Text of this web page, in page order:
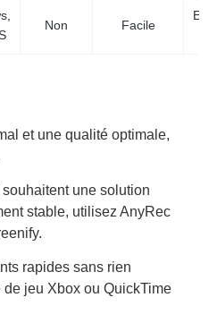
Non Facile
et une qualité optimale,
une solution
stable, utilisez AnyRec
rapides sans rien
jeu Xbox ou QuickTime